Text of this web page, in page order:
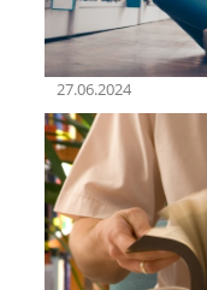
27.06.2024